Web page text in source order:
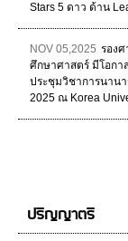
Stars 5 ดาว ด้าน
NOV 05,2025 รอง
ศึกษาศาสตร์ มีโอกา
ประชุมวิชาการนานา
2025 ณ Korea
ปริญญาตรี